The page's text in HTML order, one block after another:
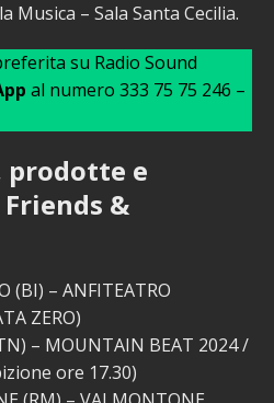
Musica – Sala Santa Cecilia.
su Radio Sound
al numero 333 75 75 246 –
prodotte e
&
(BI) – ANFITEATRO
ZERO)
– MOUNTAIN BEAT 2024 /
ore 17.30)